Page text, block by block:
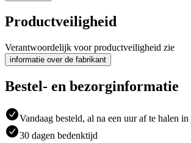
Productveiligheid
Verantwoordelijk voor productveiligheid zie
informatie over de fabrikant
Bestel- en bezorginformatie
Vandaag besteld, al na een uur af te halen
30 dagen bedenktijd